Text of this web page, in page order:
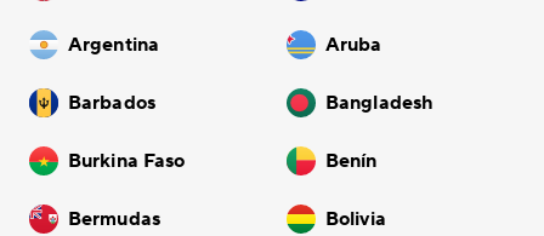
Argentina Aruba
Barbados Bangladesh
Burkina Faso Benín
Bermudas Bolivia